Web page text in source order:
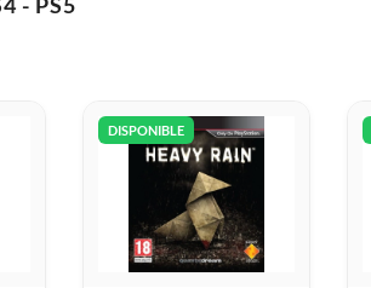
DISPONIBLE